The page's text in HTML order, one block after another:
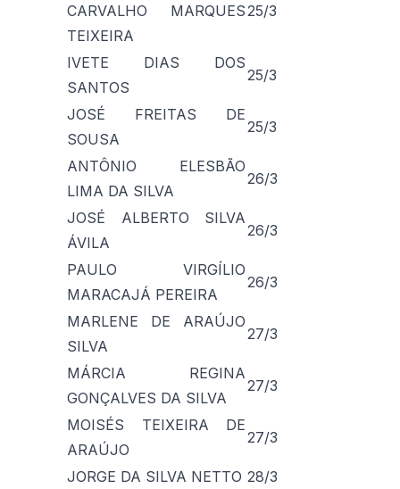
CARVALHO MARQUES
TEIXEIRA
25/3
IVETE DIAS DOS
SANTOS
25/3
JOSÉ FREITAS DE
SOUSA
25/3
ANTÔNIO ELESBÃO
LIMA DA SILVA
26/3
JOSÉ ALBERTO SILVA
ÁVILA
26/3
PAULO VIRGÍLIO
MARACAJÁ PEREIRA
26/3
MARLENE DE ARAÚJO
SILVA
27/3
MÁRCIA REGINA
GONÇALVES DA SILVA
27/3
MOISÉS TEIXEIRA DE
ARAÚJO
27/3
JORGE DA SILVA NETTO 28/3